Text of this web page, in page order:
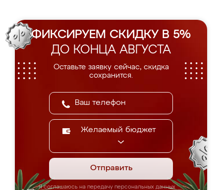
ФИКСИРУЕМ СКИДКУ В 5%
ДО КОНЦА АВГУСТА
Оставьте заявку сейчас, скидка
сохранится.
Желаемый бюджет
Отправить
Я соглашаюсь на передачу персональных данных